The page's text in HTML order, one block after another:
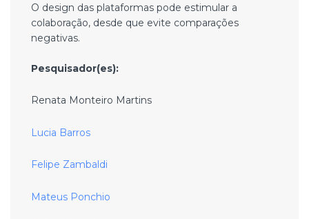
O design das plataformas pode estimular a
colaboração, desde que evite comparações
negativas.
Pesquisador(es):
Renata Monteiro Martins
Lucia Barros
Felipe Zambaldi
Mateus Ponchio